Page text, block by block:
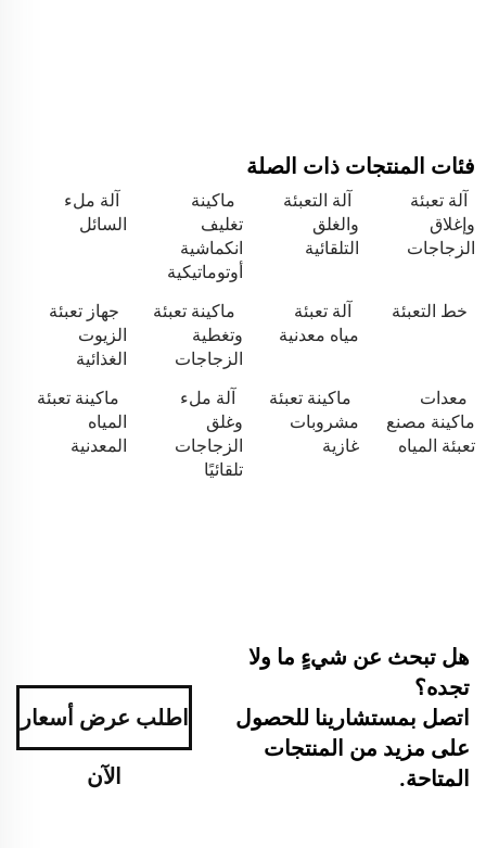
فئات المنتجات ذات الصلة
آلة تعبئة
وإغلاق
الزجاجات
آلة التعبئة
والغلق
التلقائية
ماكينة
تغليف
انكماشية
أوتوماتيكية
آلة ملء
السائل
خط التعبئة
آلة تعبئة
مياه معدنية
ماكينة تعبئة
وتغطية
الزجاجات
جهاز تعبئة
الزيوت
الغذائية
معدات
ماكينة مصنع
تعبئة المياه
ماكينة تعبئة
مشروبات
غازية
آلة ملء
وغلق
الزجاجات
تلقائيًا
ماكينة تعبئة
المياه
المعدنية
هل تبحث عن شيءٍ ما ولا
تجده؟
اتصل بمستشارينا للحصول
على مزيد من المنتجات
المتاحة.
اطلب عرض أسعار
الآن